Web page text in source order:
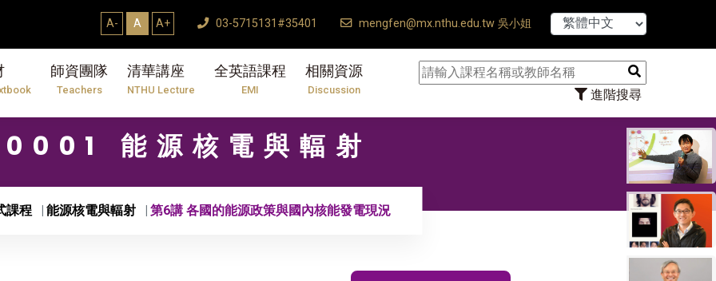
A- A A+ 03-5715131#35401 mengfen@mx.nthu.edu.tw 吳小姐
師資團隊
Teachers
清華講座
NTHU Lecture
全英語課程
EMI
相關資源
Discussion 進階搜尋
【7/31】114學
能源核電與輻射
課程 能源核電與輻射 第6講 各國的能源政策與國內核能發電現況